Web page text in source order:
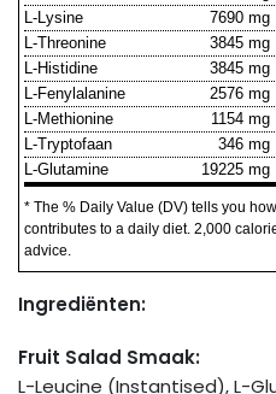
L-Lysine
7690 mg
L-Threonine
3845 mg
L-Histidine
3845 mg
L-Fenylalanine
2576 mg
L-Methionine
1154 mg
L-Tryptofaan
346 mg
L-Glutamine
19225 mg
* The % Daily Value (DV) tells you
contributes to a daily diet. 2,000
advice.
Ingrediënten:
Fruit Salad Smaak:
L-Leucine (Instantised), L-